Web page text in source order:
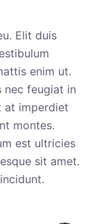
Elit duis
enim ut.
nec feugiat in
at imperdiet
montes.
est ultricies
sit amet.